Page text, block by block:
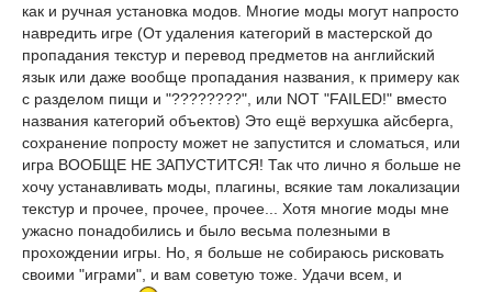
как и ручная установка модов. Многие моды могут напросто
навредить игре (От удаления категорий в мастерской до
пропадания текстур и перевод предметов на английский
язык или даже вообще пропадания названия, к примеру как
с разделом пищи и "????????", или NOT "FAILED!" вместо
названия категорий объектов) Это ещё верхушка айсберга,
сохранение попросту может не запустится и сломаться, или
игра ВООБЩЕ НЕ ЗАПУСТИТСЯ! Так что лично я больше не
хочу устанавливать моды, плагины, всякие там локализации
текстур и прочее, прочее, прочее... Хотя многие моды мне
ужасно понадобились и было весьма полезными в
прохождении игры. Но, я больше не собираюсь рисковать
своими "играми", и вам советую тоже. Удачи всем, и